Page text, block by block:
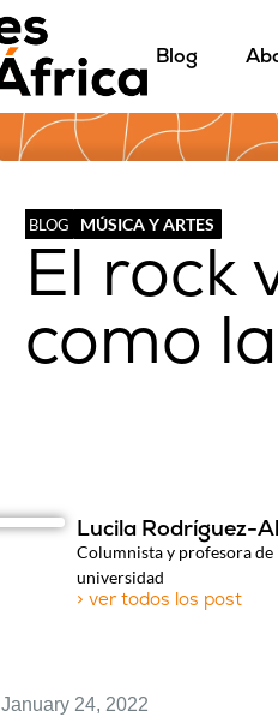
Blog
BLOG MÚSICA Y ARTES
El rock
como
Lucila Rodríguez-
Columnista y profesora de
universidad
> ver todos los post
January 24, 2022